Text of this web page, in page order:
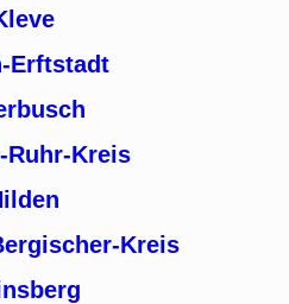
Erftstadt
Ruhr-Kreis
Kreis